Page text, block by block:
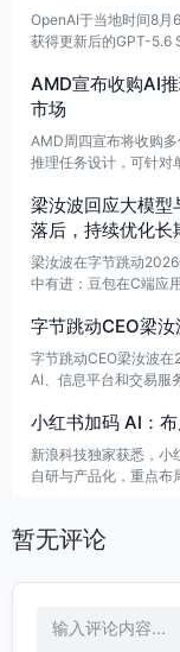
OpenAI于当地时间8月
获得更新后的GPT-5.6
用GPT-5.6 Luna，访
k”按钮调用更强的推理
AMD宣布收购AI
市场
AMD周四宣布将收购
推理任务设计，可针对
额。Taalas成立于
梁汝波回应大模型
落后，持续优化长
梁汝波在字节跳动
中有进：豆包在C端应
实基础能力，接受短期
态一致。
字节跳动CEO梁
字节跳动CEO梁汝波
AI、信息平台和交易服
为公司的“主干”业务。
小红书加码 AI：
新浪科技独家获悉，小
自研与产品化，重点布
暂无评论